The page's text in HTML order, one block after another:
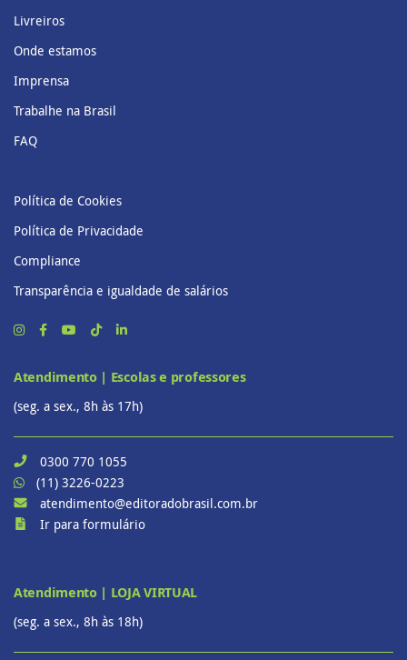
Livreiros
Onde estamos
Imprensa
Trabalhe na Brasil
FAQ
Política de Cookies
Política de Privacidade
Compliance
Transparência e igualdade de salários
Atendimento | Escolas e professores
(seg. a sex., 8h às 17h)
0300 770 1055
(11) 3226-0223
atendimento@editoradobrasil.com.br
Ir para formulário
Atendimento | LOJA VIRTUAL
(seg. a sex., 8h às 18h)